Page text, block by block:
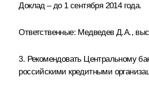
Доклад – до 1 сентября 2014 года.
Ответственные: Медведев Д.А.,
3. Рекомендовать Центральному
российскими кредитными